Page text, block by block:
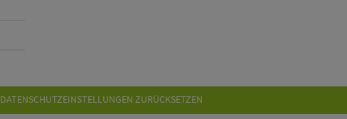
DATENSCHUTZEINSTELLUNGEN ZURÜCKSETZEN